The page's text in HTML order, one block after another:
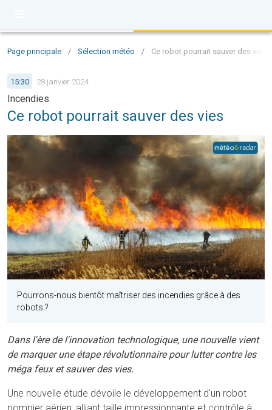
Page principale / Sélection météo / Ce robot pourrait sauver des vies
15:30 28 janvier 2024
Incendies
Ce robot pourrait sauver des vies
Pourrons-nous bientôt maîtriser des incendies grâce à des
robots ?
Dans l'ère de l'innovation technologique, une nouvelle vient
de marquer une étape révolutionnaire pour lutter contre les
méga feux et sauver des vies.
Une nouvelle étude dévoile le développement d'un robot